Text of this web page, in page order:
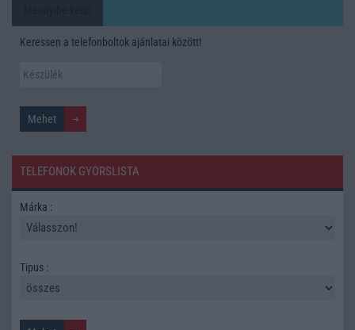
Keressen a telefonboltok ajánlatai között!
TELEFONOK GYORSLISTA
Márka :
Tipus :